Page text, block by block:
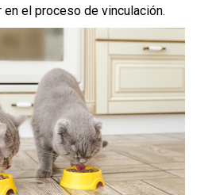
en el proceso de vinculación.